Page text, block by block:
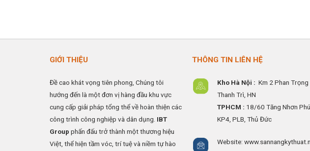
GIỚI THIỆU
Đề cao khát vọng tiên phong, Chúng tôi
hướng đến là một đơn vị hàng đầu khu vực
cung cấp giải pháp tổng thể về hoàn thiện các
công trình công nghiệp và dân dụng. IBT
Group phấn đấu trở thành một thương hiệu
Việt, thể hiện tầm vóc, trí tuệ và niềm tự hào
THÔNG TIN LIÊN HỆ
Kho Hà Nội : Km 2 Phan Trọng
ThanhTrì, HN
TPHCM : 18/60 Tăng Nhơn
KP4, PLB, Thủ Đức
Website: